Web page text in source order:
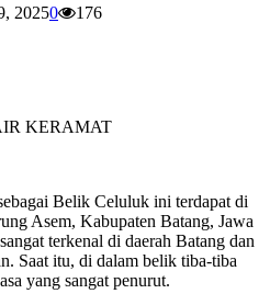
20250
176
KERAMAT
Belik Celuluk ini terdapat di
Asem, Kabupaten Batang, Jawa
terkenal di daerah Batang dan
Saat itu, di dalam belik tiba-tiba
yang sangat penurut.